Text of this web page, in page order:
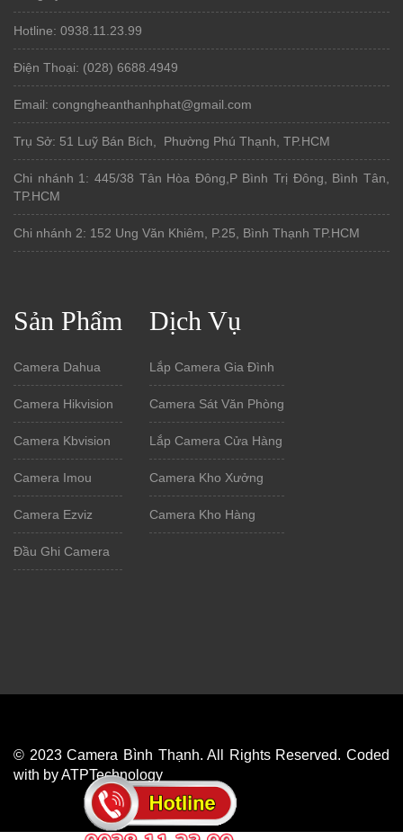
Hotline: 0938.11.23.99
Điện Thoại: (028) 6688.4949
Email: congngheanthanhphat@gmail.com
Trụ Sở: 51 Luỹ Bán Bích, Phường Phú Thạnh, TP.HCM
Chi nhánh 1: 445/38 Tân Hòa Đông,P Bình Trị Đông, Bình Tân,
TP.HCM
Chi nhánh 2: 152 Ung Văn Khiêm, P.25, Bình Thạnh TP.HCM
Sản Phẩm
Camera Dahua
Camera Hikvision
Camera Kbvision
Camera Imou
Camera Ezviz
Đầu Ghi Camera
Dịch Vụ
Lắp Camera Gia Đình
Camera Sát Văn Phòng
Lắp Camera Cửa Hàng
Camera Kho Xưởng
Camera Kho Hàng
© 2023 Camera Bình Thạnh. All Rights Reserved. Coded
with by ATPTechnology